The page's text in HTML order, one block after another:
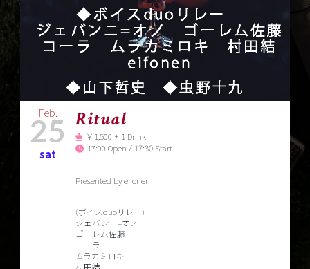
Feb.
25
sat
Ritual
￥1,500 + 1 Drink
17:00 Open / 17:30 Start
Presented by eifonen
(ボイスduoリレー)
ジェバンニ=オノ
ゴーレム佐藤
コーラ
ムラカミロキ
村田結